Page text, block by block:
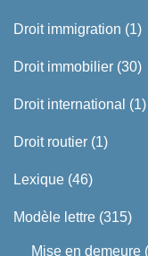
Droit immigration (1)
Droit immobilier (30)
Droit international (1)
Droit routier (1)
Lexique (46)
Modèle lettre (315)
Mise en demeure